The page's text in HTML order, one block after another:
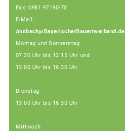
Fax: 0981 97190-70
E-Mail:
Ansbach@BayerischerBauernverband.de
Montag und Donnerstag
07:30 Uhr bis 12:15 Uhr und
13:00 Uhr bis 16:30 Uhr
Dienstag
13:00 Uhr bis 16:30 Uhr
Mittwoch